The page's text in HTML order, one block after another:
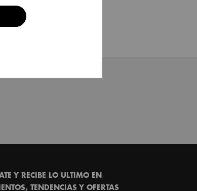
Y RECIBE LO ULTIMO EN
TENDENCIAS Y OFERTAS